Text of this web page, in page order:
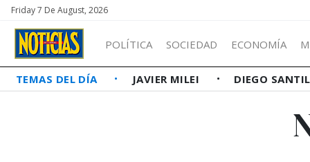
Friday 7 De August, 2026
POLÍTICA SOCIEDAD ECONOMÍA
TEMAS DEL DÍA JAVIER MILEI DIEGO